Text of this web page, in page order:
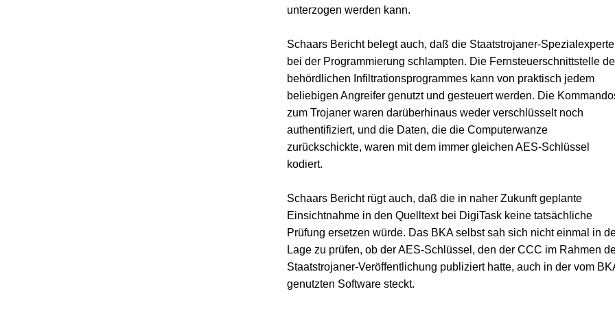
unterzogen werden kann.
Schaars Bericht belegt auch, daß die Staatstrojaner-
bei der Programmierung schlampten. Die Fernsteuerschnittstelle
behördlichen Infiltrationsprogrammes kann von praktisch jedem
beliebigen Angreifer genutzt und gesteuert werden. Die
zum Trojaner waren darüberhinaus weder verschlüsselt noch
authentifiziert, und die Daten, die die Computerwanze
zurückschickte, waren mit dem immer gleichen AES-Schlüssel
kodiert.
Schaars Bericht rügt auch, daß die in naher Zukunft geplante
Einsichtnahme in den Quelltext bei DigiTask keine tatsächliche
Prüfung ersetzen würde. Das BKA selbst sah sich nicht einmal in
Lage zu prüfen, ob der AES-Schlüssel, den der CCC im Rahmen
Staatstrojaner-Veröffentlichung publiziert hatte, auch in der vom
genutzten Software steckt.